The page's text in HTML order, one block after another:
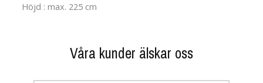
Höjd : max. 225 cm
Våra kunder älskar oss